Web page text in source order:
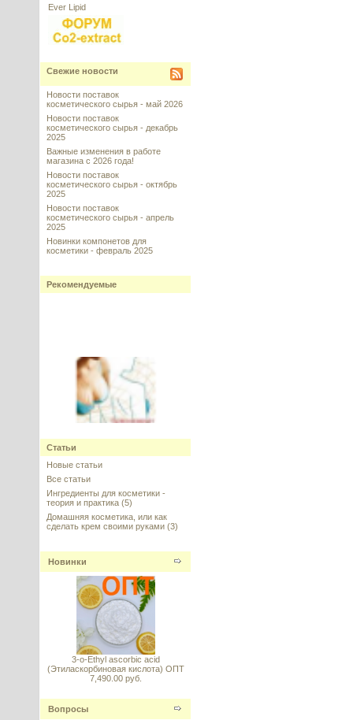
Ever Lipid
Свежие новости
Новости поставок
косметического сырья - май 2026
Новости поставок
косметического сырья - декабрь
2025
Важные изменения в работе
магазина с 2026 года!
Новости поставок
косметического сырья - октябрь
2025
Новости поставок
косметического сырья - апрель
2025
Новинки компонетов для
косметики - февраль 2025
Рекомендуемые
Volufiline™ (Вольюфилин)
---------
Vitamin C стабильный (Витамин
C) Magnesium Ascorbyl
Phosphate (MAP)
---------
пастообразный (Phytosterol
Статьи
Новые статьи
Все статьи
Ингредиенты для косметики -
теория и практика (5)
Домашняя косметика, или как
сделать крем своими руками (3)
Новинки
3-o-Ethyl ascorbic acid
(Этиласкорбиновая кислота) ОПТ
7,490.00 руб.
Вопросы